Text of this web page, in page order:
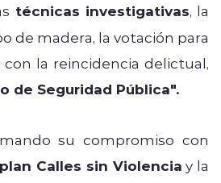
técnicas investigativas, la
de madera, la votación para
la reincidencia delictual,
de Seguridad Pública".
su compromiso con
plan Calles sin Violencia y la